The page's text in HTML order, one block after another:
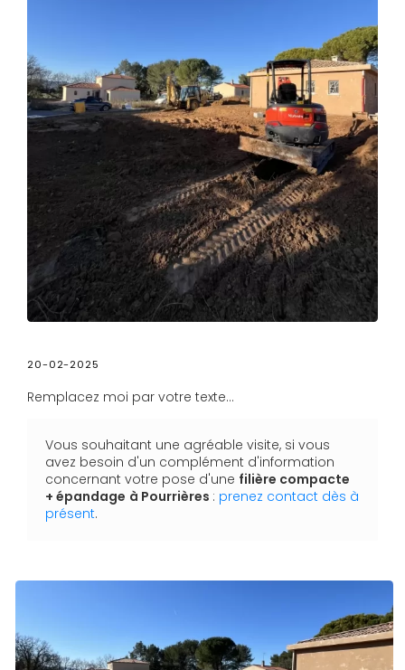
20-02-2025
Remplacez moi par votre texte...
Vous souhaitant une agréable visite, si vous
avez besoin d'un complément d'information
concernant votre pose d'une filière compacte
+ épandage à Pourrières : prenez contact dès à
présent.